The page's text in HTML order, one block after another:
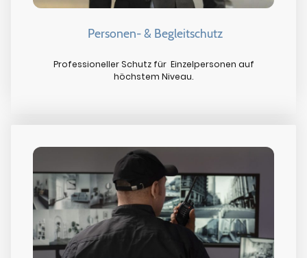
Personen- & Begleitschutz
Professioneller Schutz für Einzelpersonen auf
höchstem Niveau.